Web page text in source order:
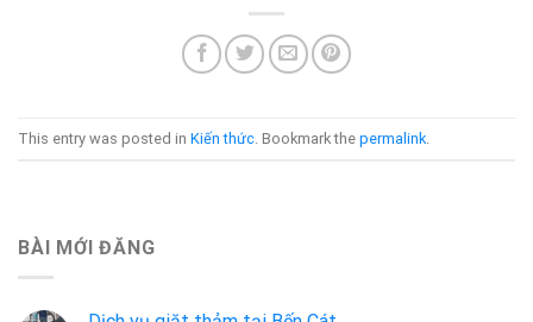
This entry was posted in Kiến thức . Bookmark the permalink
BÀI MỚI ĐĂNG